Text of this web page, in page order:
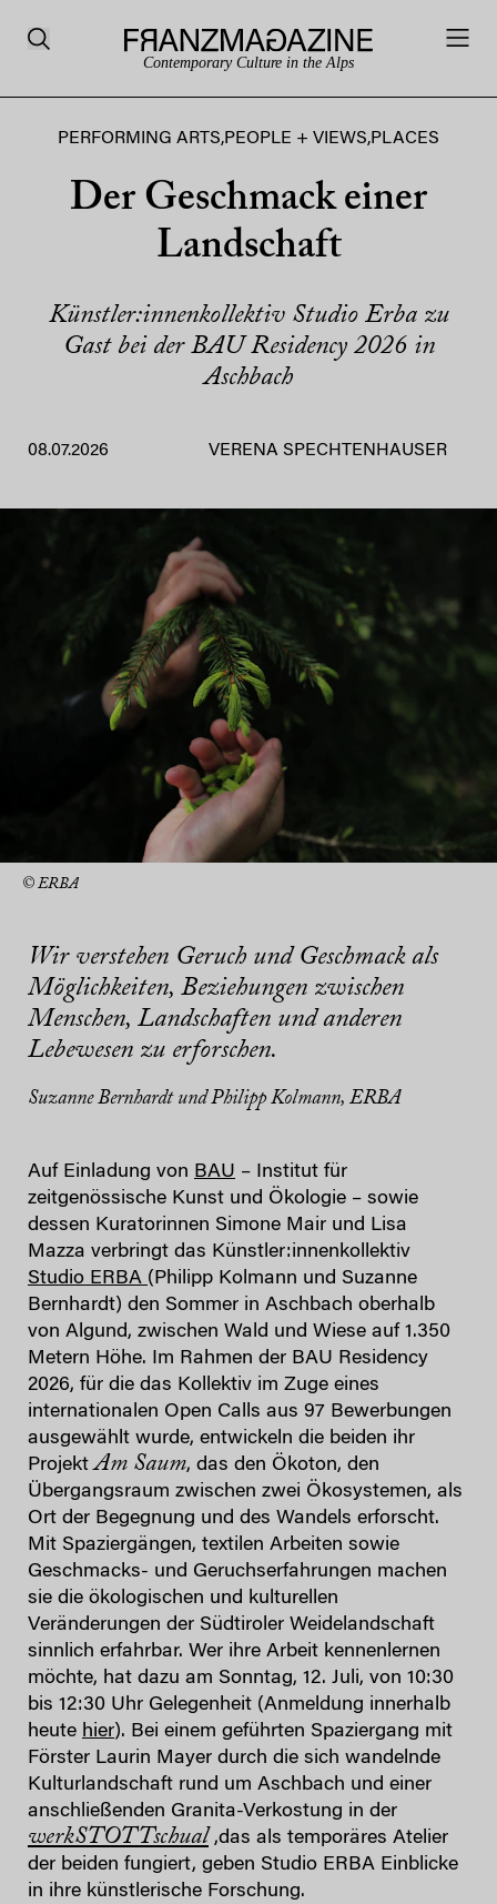
Contemporary Culture in the Alps
PERFORMING ARTS,PEOPLE + VIEWS,PLACES
Der Geschmack einer
Landschaft
Künstler:innenkollektiv Studio Erba zu
Gast bei der BAU Residency 2026 in
Aschbach
08.07.2026 VERENA SPECHTENHAUSER
© ERBA
Wir verstehen Geruch und Geschmack als
Möglichkeiten, Beziehungen zwischen
Menschen, Landschaften und anderen
Lebewesen zu erforschen.
Suzanne Bernhardt und Philipp Kolmann, ERBA
Auf Einladung von BAU – Institut für
zeitgenössische Kunst und Ökologie – sowie
dessen Kuratorinnen Simone Mair und Lisa
Mazza verbringt das Künstler:innenkollektiv
Studio ERBA (Philipp Kolmann und Suzanne
Bernhardt) den Sommer in Aschbach oberhalb
von Algund, zwischen Wald und Wiese auf 1.350
Metern Höhe. Im Rahmen der BAU Residency
2026, für die das Kollektiv im Zuge eines
internationalen Open Calls aus 97 Bewerbungen
ausgewählt wurde, entwickeln die beiden ihr
ProjektAm Saum, das den Ökoton, den
Übergangsraum zwischen zwei Ökosystemen, als
Ort der Begegnung und des Wandels erforscht.
Mit Spaziergängen, textilen Arbeiten sowie
Geschmacks- und Geruchserfahrungen machen
sie die ökologischen und kulturellen
Veränderungen der Südtiroler Weidelandschaft
sinnlich erfahrbar. Wer ihre Arbeit kennenlernen
möchte, hat dazu am Sonntag, 12. Juli, von 10:30
bis 12:30 Uhr Gelegenheit (Anmeldung innerhalb
heute hier). Bei einem geführten Spaziergang mit
Förster Laurin Mayer durch die sich wandelnde
Kulturlandschaft rund um Aschbach und einer
anschließenden Granita-Verkostung in der
werkSTOTTschual ,das als temporäres Atelier
der beiden fungiert, geben Studio ERBA Einblicke
in ihre künstlerische Forschung.